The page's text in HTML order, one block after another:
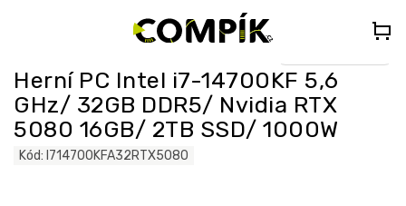
– Vyberte si Kingdom Come:
Deliverance II nebo Forza Horizon 5 (do poznámky uveďte „KCDII“
nebo „FORZA5“)
Herní PC Intel i7-14700KF 5,6
GHz/ 32GB DDR5/ Nvidia RTX
5080 16GB/ 2TB SSD/ 1000W
Kód: I714700KFA32RTX5080